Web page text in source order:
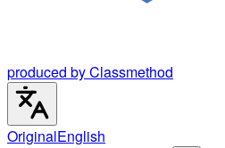
produced by Classmethod
OriginalEnglish